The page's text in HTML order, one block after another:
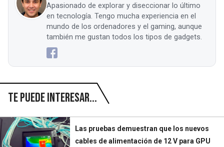
Apasionado de explorar y diseccionar lo último
en tecnología. Tengo mucha experiencia en el
mundo de los ordenadores y el gaming, aunque
también me gustan todos los tipos de gadgets.
Te puede interesar...
Las pruebas demuestran que los nuevos
cables de alimentación de 12 V para GPU